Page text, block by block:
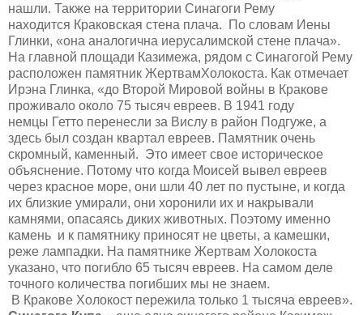
нашли. Также на территории Синагоги Рему
находится Краковская стена плача.
По словам Иены
Глинки, «она аналогична иерусалимской стене плача».
На главной площади Казимежа, рядом с Синагогой Рему
расположен памятник ЖертвамХолокоста. Как отмечает
Ирэна Глинка, «до Второй Мировой войны в Кракове
проживало около 75 тысяч евреев. В 1941 году
немцы Гетто перенесли за Вислу в район Подгуже, а
здесь был создан квартал евреев. Памятник очень
скромный, каменный. Это имеет свое историческое
объяснение. Потому что когда Моисей вывел евреев
через красное море, они шли 40 лет по пустыне, и когда
их близкие умирали, они хоронили их и накрывали
камнями, опасаясь диких животных. Поэтому именно
камень и к памятнику приносят не цветы, а камешки,
реже лампадки. На памятнике Жертвам Холокоста
указано, что погибло 65 тысяч евреев. На самом деле
точного количества погибших мы не знаем.
В Кракове Холокост пережила только 1 тысяча евреев».